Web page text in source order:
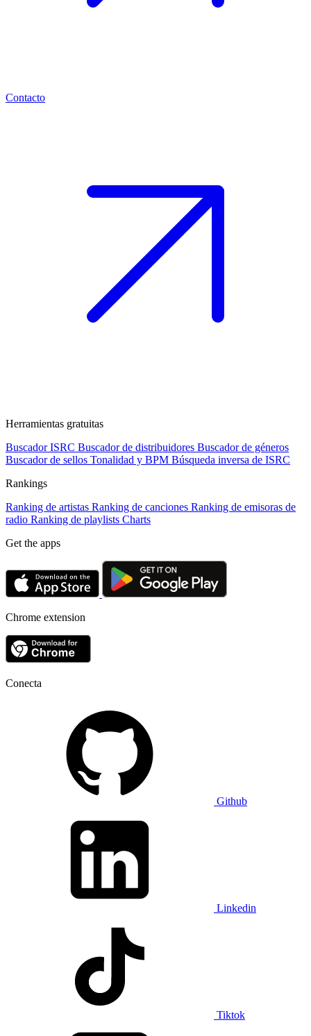
Contacto
Herramientas gratuitas
Buscador ISRC Buscador de distribuidores Buscador de géneros
Buscador de sellos Tonalidad y BPM Búsqueda inversa de ISRC
Rankings
Ranking de artistas Ranking de canciones Ranking de emisoras de
radio Ranking de playlists Charts
Get the apps
Chrome extension
Conecta
Github
Linkedin
Tiktok